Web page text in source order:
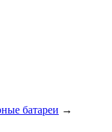
батареи →